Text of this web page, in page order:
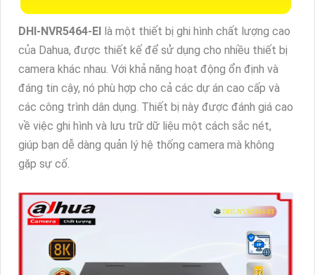
DHI-NVR5464-EI là một thiết bị ghi hình chất lượng cao
của Dahua, được thiết kế để sử dụng cho nhiều thiết bị
camera khác nhau. Với khả năng hoạt động ổn định và
đáng tin cậy, nó phù hợp cho cả các dự án cao cấp và
các công trình dân dụng. Thiết bị này được đánh giá cao
về việc ghi hình và lưu trữ dữ liệu một cách sắc nét,
giúp bạn dễ dàng quản lý hệ thống camera mà không
gặp sự cố.